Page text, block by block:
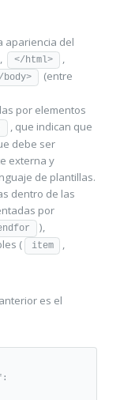
apariencia del
, </html> ,
body>
(entre
por elementos
, que indican que
debe ser
externa y
de plantillas.
dentro de las
por
),
( item ,
es el